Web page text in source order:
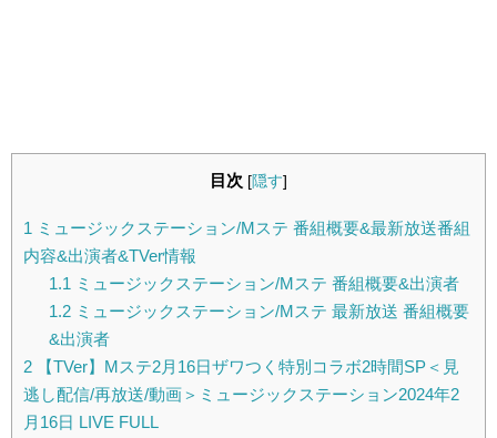
目次 [隠す]
1 ミュージックステーション/Mステ 番組概要&最新放送番組
内容&出演者&TVer情報
1.1 ミュージックステーション/Mステ 番組概要&出演者
1.2ミュージックステーション/Mステ 最新放送 番組概要
&出演者
2 【TVer】Mステ2月16日ザワつく特別コラボ2時間SP＜見
逃し配信/再放送/動画＞ミュージックステーション2024年2
月16日 LIVE FULL